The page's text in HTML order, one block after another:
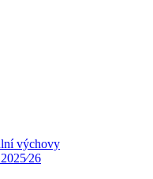
výchovy